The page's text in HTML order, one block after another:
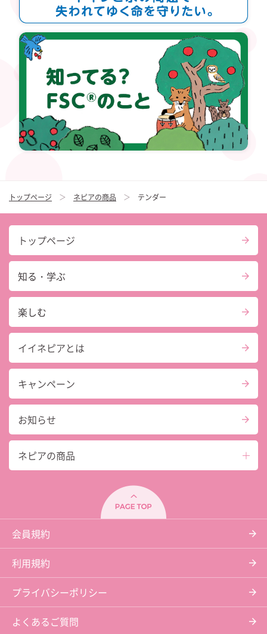
トップページ ネピアの商品 テンダー
トップページ
知る・学ぶ
楽しむ
イイネピアとは
キャンペーン
お知らせ
ネピアの商品
会員規約
利用規約
プライバシーポリシー
よくあるご質問